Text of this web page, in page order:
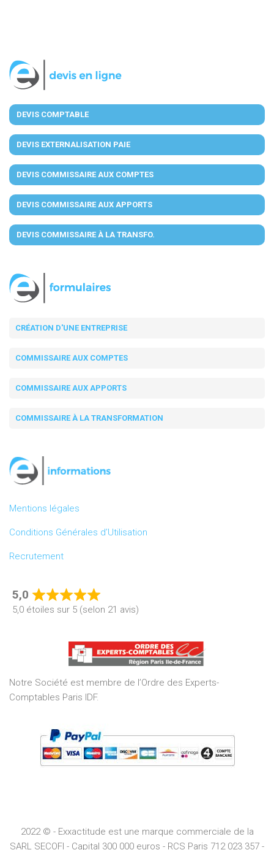
DEVIS COMPTABLE
DEVIS EXTERNALISATION PAIE
DEVIS COMMISSAIRE AUX COMPTES
DEVIS COMMISSAIRE AUX APPORTS
DEVIS COMMISSAIRE À LA TRANSFO.
CRÉATION D'UNE ENTREPRISE
COMMISSAIRE AUX COMPTES
COMMISSAIRE AUX APPORTS
COMMISSAIRE À LA TRANSFORMATION
Mentions légales
Conditions Générales d’Utilisation
Recrutement
5,0
Rated
5,0
of
5
5,0 étoiles sur 5 (selon 21 avis)
Notre Société est membre de l’Ordre des Experts-
Comptables Paris IDF.
2022 © - Exxactitude est une marque commerciale de la
SARL SECOFI - Capital 300 000 euros - RCS Paris 712 023 357 -